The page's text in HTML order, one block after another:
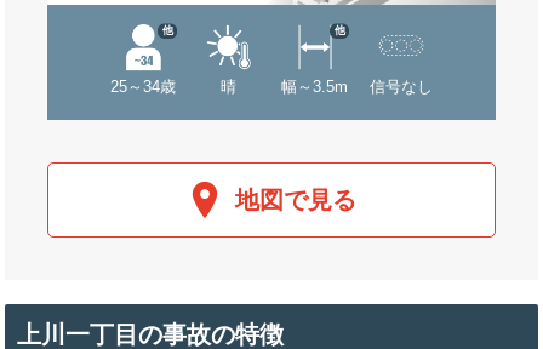
25～34歳
他
晴 幅～3.5m
他
信号なし
地図で見る
上川一丁目の事故の特徴